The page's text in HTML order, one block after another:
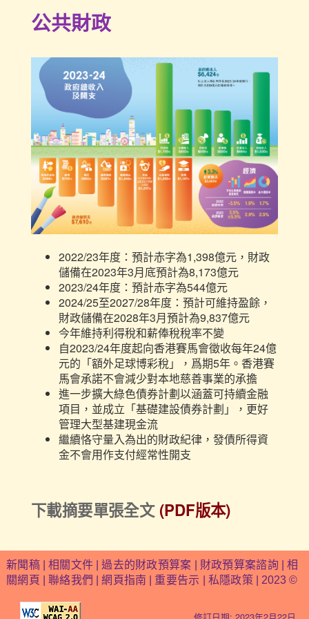
公共財政
2022/23年度：預計赤字為1,398億元，財政
儲備在2023年3月底預計為8,173億元
2023/24年度：預計赤字為544億元
2024/25至2027/28年度：預計可維持盈餘，
財政儲備在2028年3月預計為9,837億元
今年維持利得稅和薪俸稅稅率不變
自2023/24年度起向香港賽馬會徵收每年24億
元的「額外足球博彩稅」，爲期5年。香港賽
馬會承諾不會減少對本地慈善事業的承擔
進一步擴大綠色債券計劃以涵蓋可持續金融
項目，並成立「基礎建設債券計劃」，更好
管理大型基建現金流
繼續恪守量入為出的財政紀律，發債所得資
金不會用作支付經常性開支
下載摘要單張全文 (PDF版本)
新聞稿| 相關文件 |過去的財政預算案 財政預算案諮詢 |相
關網頁
聯絡我們 |網頁指南 重要告示 私隱政策 | 2023 ©
修訂日期: 2023年2月22日